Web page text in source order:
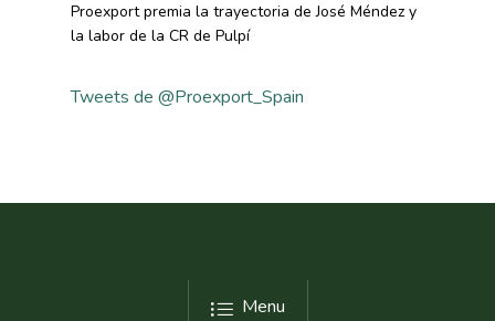
Proexport premia la trayectoria de José Méndez y
la labor de la CR de Pulpí
Tweets de @Proexport_Spain
Menu